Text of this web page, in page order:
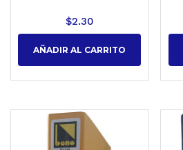
$2.30
AÑADIR AL CARRITO